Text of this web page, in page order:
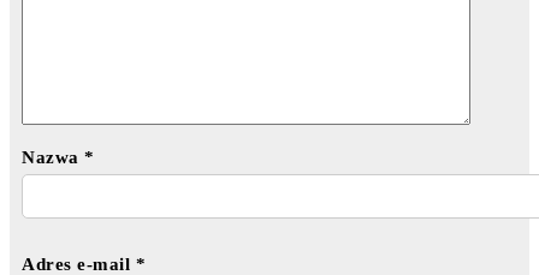
Nazwa *
Adres e-mail *